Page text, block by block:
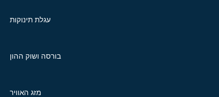
עגלת תינוקות
בורסה ושוק ההון
מזג האוויר